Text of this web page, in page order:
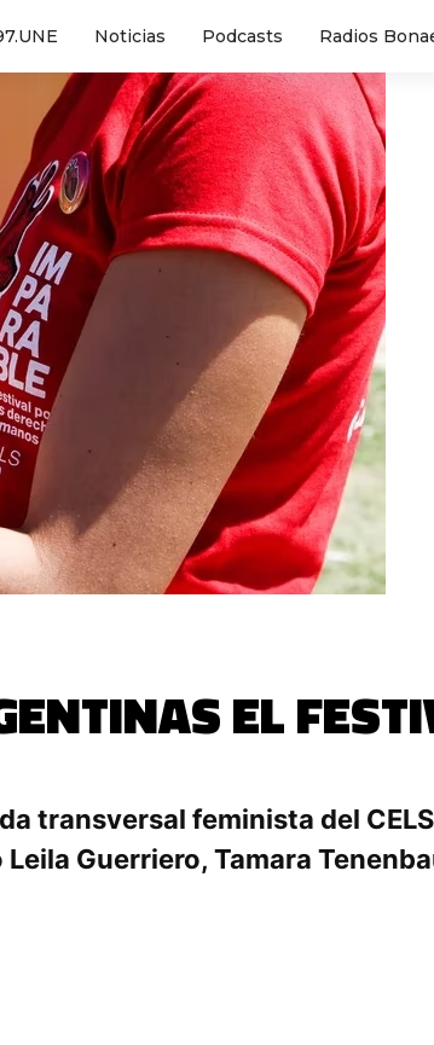
Noticias Podcasts Radios
EL
transversal feminista del
Guerriero, Tamara